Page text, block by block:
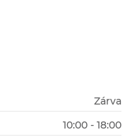
Zárva
10:00 - 18:00